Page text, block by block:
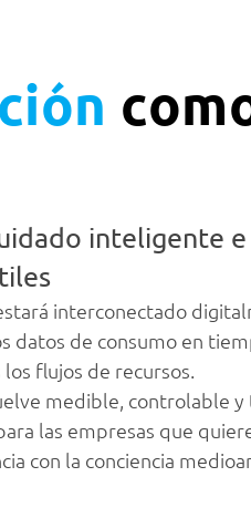
inteligente e
interconectado
datos de consumo en
flujos de recursos.
medible, controlable
las empresas que
con la conciencia